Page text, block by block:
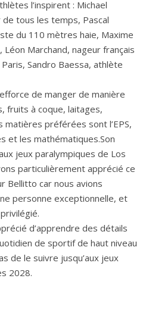
l’inspirent : Michael
tous les temps, Pascal
du 110 mètres haie, Maxime
Marchand, nageur français
Sandro Baessa, athlète
de manger de manière
fruits à coque, laitages,
matières préférées sont l’EPS,
et les mathématiques.Son
jeux paralympiques de Los
particulièrement apprécié ce
Bellitto car nous avions
personne exceptionnelle, et
d’apprendre des détails
de sportif de haut niveau
de le suivre jusqu’aux jeux
2028.